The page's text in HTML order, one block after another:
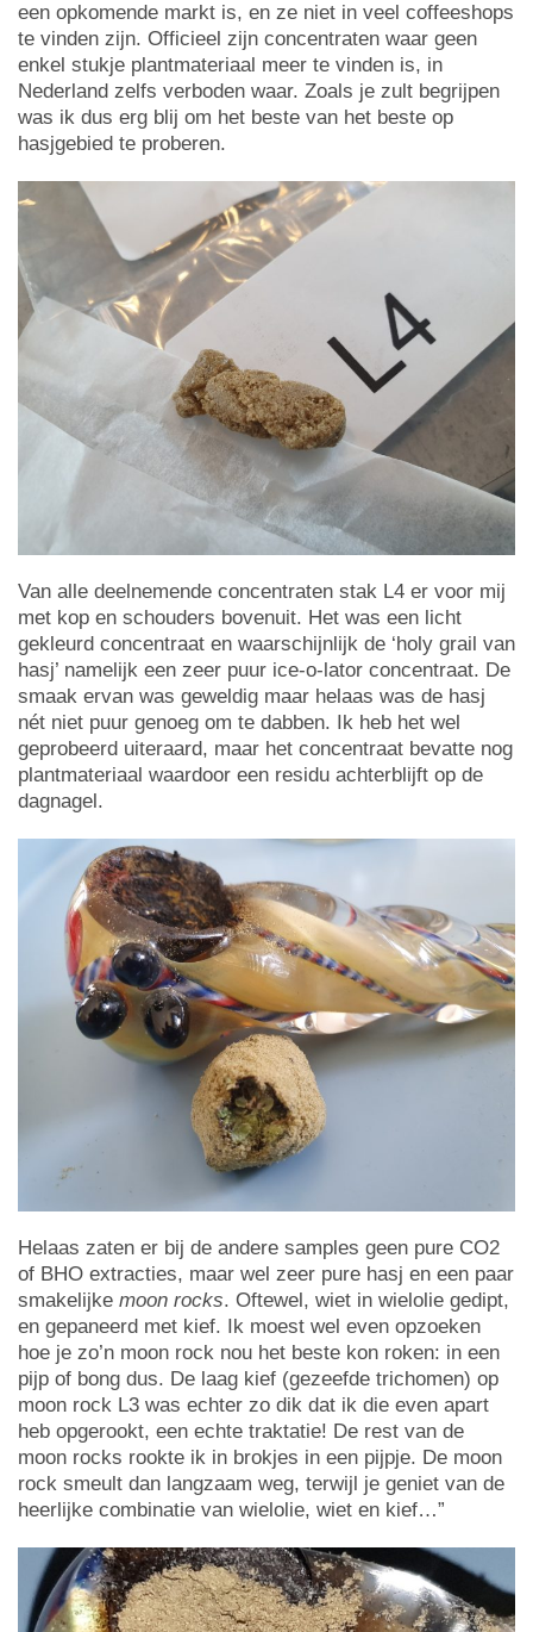
een opkomende markt is, en ze niet in veel coffeeshops
te vinden zijn. Officieel zijn concentraten waar geen
enkel stukje plantmateriaal meer te vinden is, in
Nederland zelfs verboden waar. Zoals je zult begrijpen
was ik dus erg blij om het beste van het beste op
hasjgebied te proberen.
Van alle deelnemende concentraten stak L4 er voor mij
met kop en schouders bovenuit. Het was een licht
gekleurd concentraat en waarschijnlijk de ‘holy grail van
hasj’ namelijk een zeer puur ice-o-lator concentraat. De
smaak ervan was geweldig maar helaas was de hasj
nét niet puur genoeg om te dabben. Ik heb het wel
geprobeerd uiteraard, maar het concentraat bevatte nog
plantmateriaal waardoor een residu achterblijft op de
dagnagel.
Helaas zaten er bij de andere samples geen pure CO2
of BHO extracties, maar wel zeer pure hasj en een paar
smakelijke moon rocks. Oftewel, wiet in wielolie gedipt,
en gepaneerd met kief. Ik moest wel even opzoeken
hoe je zo’n moon rock nou het beste kon roken: in een
pijp of bong dus. De laag kief (gezeefde trichomen) op
moon rock L3 was echter zo dik dat ik die even apart
heb opgerookt, een echte traktatie! De rest van de
moon rocks rookte ik in brokjes in een pijpje. De moon
rock smeult dan langzaam weg, terwijl je geniet van de
heerlijke combinatie van wielolie, wiet en kief…”